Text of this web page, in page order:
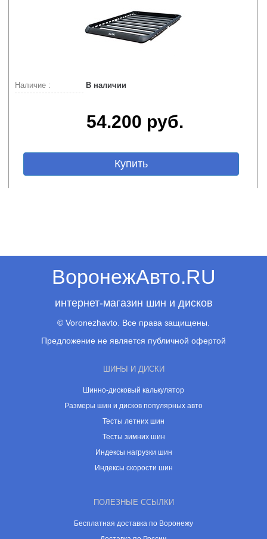
Наличие : В наличии
54.200 руб.
Купить
ВоронежАвто.RU
интернет-магазин шин и дисков
© Voronezhavto. Все права защищены.
Предложение не является публичной офертой
ШИНЫ И ДИСКИ
Шинно-дисковый калькулятор
Размеры шин и дисков популярных авто
Тесты летних шин
Тесты зимних шин
Индексы нагрузки шин
Индексы скорости шин
ПОЛЕЗНЫЕ ССЫЛКИ
Бесплатная доставка по Воронежу